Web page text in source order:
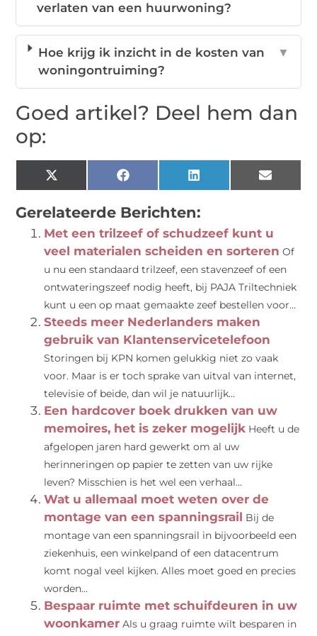
verlaten van een huurwoning?
Hoe krijg ik inzicht in de kosten van
woningontruiming?
▼
Goed artikel? Deel hem dan
op:
X
(Twitter)
Facebook LinkedIn Email
Gerelateerde Berichten:
Met een trilzeef of schudzeef kunt u
veel materialen scheiden en sorteren Of
u nu een standaard trilzeef, een stavenzeef of een
ontwateringszeef nodig heeft, bij PAJA Triltechniek
kunt u een op maat gemaakte zeef bestellen voor...
Steeds meer Nederlanders maken
gebruik van Klantenservicetelefoon
Storingen bij KPN komen gelukkig niet zo vaak
voor. Maar is er toch sprake van uitval van internet,
televisie of beide, dan wil je natuurlijk...
Een hardcover boek drukken van uw
memoires, het is zeker mogelijk Heeft u de
afgelopen jaren hard gewerkt om al uw
herinneringen op papier te zetten van uw rijke
leven? Misschien is het wel een verhaal...
Wat u allemaal moet weten over de
montage van een spanningsrail Bij de
montage van een spanningsrail in bijvoorbeeld een
ziekenhuis, een winkelpand of een datacentrum
komt nogal veel kijken. Alles moet goed en precies
worden...
Bespaar ruimte met schuifdeuren in uw
woonkamer Als u graag ruimte wilt besparen in